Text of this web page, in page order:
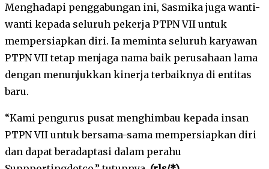
Menghadapi penggabungan ini, Sasmika juga wanti-
wanti kepada seluruh pekerja PTPN VII untuk
mempersiapkan diri. Ia meminta seluruh karyawan
PTPN VII tetap menjaga nama baik perusahaan lama
dengan menunjukkan kinerja terbaiknya di entitas
baru.
“Kami pengurus pusat menghimbau kepada insan
PTPN VII untuk bersama-sama mempersiapkan diri
dan dapat beradaptasi dalam perahu